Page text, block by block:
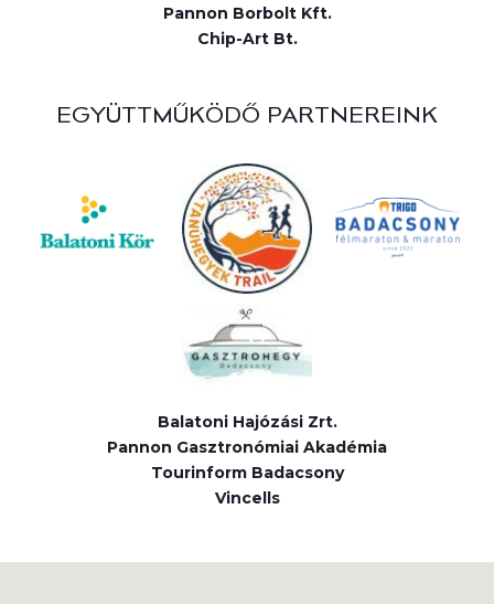
Pannon Borbolt Kft.
Chip-Art Bt.
EGYÜTTMŰKÖDŐ PARTNEREINK
Balatoni Hajózási Zrt.
Pannon Gasztronómiai Akadémia
Tourinform Badacsony
Vincells